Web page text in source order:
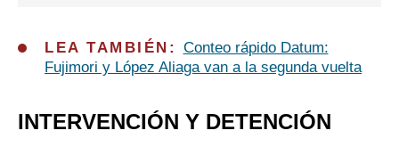
LEA TAMBIÉN: Conteo rápido Datum:
Fujimori y López Aliaga van a la segunda vuelta
INTERVENCIÓN Y DETENCIÓN